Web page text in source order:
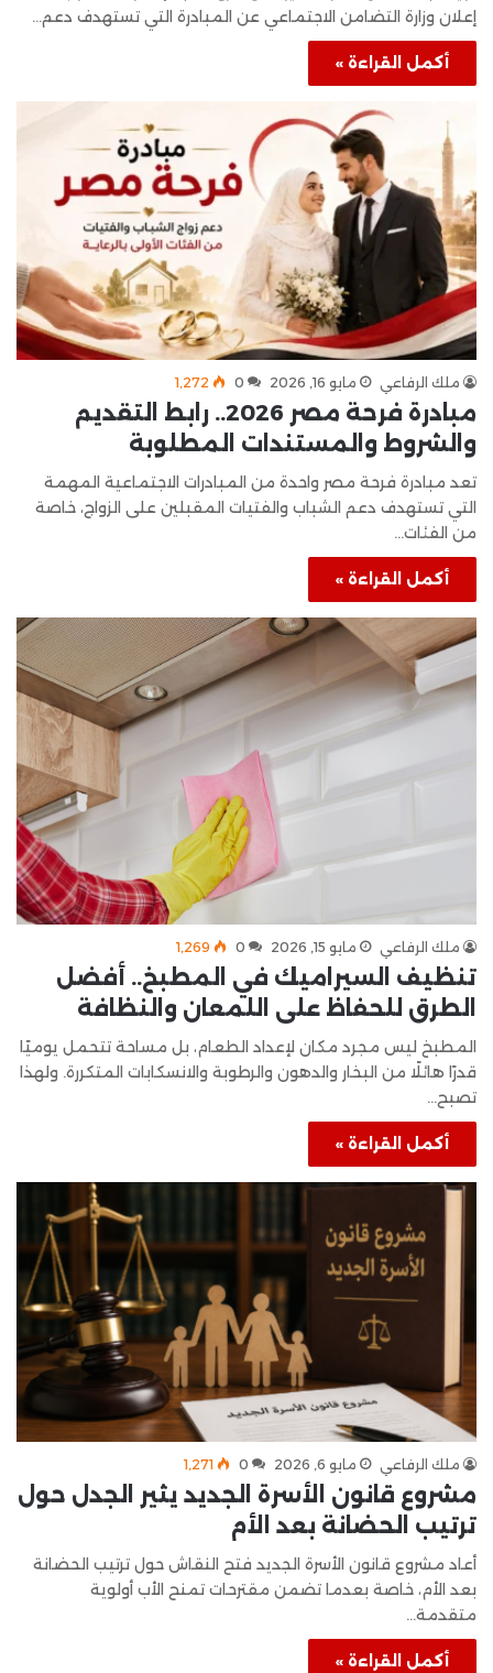
إعلان وزارة التضامن الاجتماعي عن المبادرة التي تستهدف دعم…
أكمل القراءة »
ملك الرفاعي مايو 16, 2026 0 1٬272
مبادرة فرحة مصر 2026.. رابط التقديم
والشروط والمستندات المطلوبة
تعد مبادرة فرحة مصر واحدة من المبادرات الاجتماعية المهمة
التي تستهدف دعم الشباب والفتيات المقبلين على الزواج، خاصة
من الفئات…
أكمل القراءة »
ملك الرفاعي مايو 15, 2026 0 1٬269
تنظيف السيراميك في المطبخ.. أفضل
الطرق للحفاظ على اللمعان والنظافة
المطبخ ليس مجرد مكان لإعداد الطعام، بل مساحة تتحمل يوميًا
قدرًا هائلًا من البخار والدهون والرطوبة والانسكابات المتكررة. ولهذا
تصبح…
أكمل القراءة »
ملك الرفاعي مايو 6, 2026 0 1٬271
مشروع قانون الأسرة الجديد يثير الجدل حول
ترتيب الحضانة بعد الأم
أعاد مشروع قانون الأسرة الجديد فتح النقاش حول ترتيب الحضانة
بعد الأم، خاصة بعدما تضمن مقترحات تمنح الأب أولوية
متقدمة…
أكمل القراءة »